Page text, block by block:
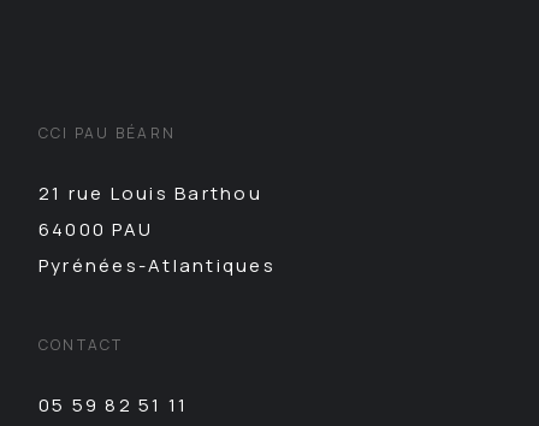
CCI PAU BÉARN
21 rue Louis Barthou
64000 PAU
Pyrénées-Atlantiques
CONTACT
05 59 82 51 11